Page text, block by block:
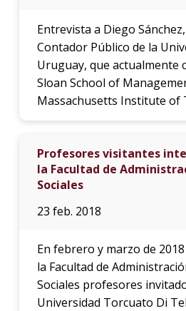
Entrevista a Diego
Contador Público de la
Uruguay, que actualmente
Sloan School of
Massachusetts Institute of
Profesores visitantes
la Facultad de
Sociales
23 feb. 2018
En febrero y marzo de
la Facultad de
Sociales profesores
Universidad Torcuato Di